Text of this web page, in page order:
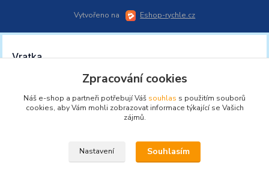
Vytvořeno na Eshop-rychle.cz
Zpracování cookies
Náš e-shop a partneři potřebují Váš souhlas s použitím souborů
cookies, aby Vám mohli zobrazovat informace týkající se Vašich
zájmů.
Nastavení Souhlasím